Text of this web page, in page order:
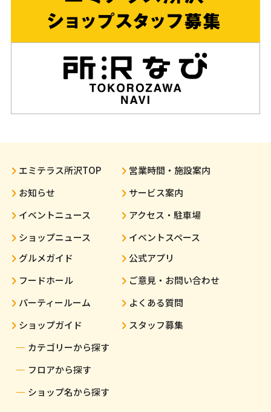
エミテラス所沢TOP
お知らせ
イベントニュース
ショップニュース
グルメガイド
フードホール
パーティールーム
ショップガイド
カテゴリーから探す
フロアから探す
ショップ名から探す
営業時間・施設案内
サービス案内
アクセス・駐車場
イベントスペース
公式アプリ
ご意見・お問い合わせ
よくある質問
スタッフ募集